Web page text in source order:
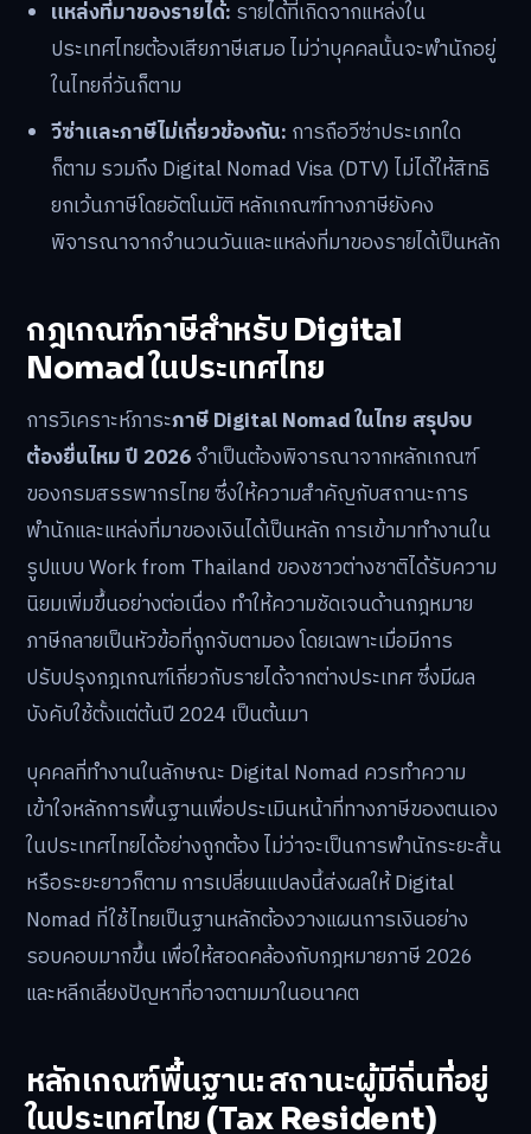
แหล่งที่มาของรายได้: รายได้ที่เกิดจากแหล่งใน
ประเทศไทยต้องเสียภาษีเสมอ ไม่ว่าบุคคลนั้นจะพำนักอยู่
ในไทยกี่วันก็ตาม
วีซ่าและภาษีไม่เกี่ยวข้องกัน: การถือวีซ่าประเภทใด
ก็ตาม รวมถึง Digital Nomad Visa (DTV) ไม่ได้ให้สิทธิ
ยกเว้นภาษีโดยอัตโนมัติ หลักเกณฑ์ทางภาษียังคง
พิจารณาจากจำนวนวันและแหล่งที่มาของรายได้เป็นหลัก
กฎเกณฑ์ภาษีสำหรับ Digital
Nomad ในประเทศไทย
การวิเคราะห์ภาระภาษี Digital Nomad ในไทย สรุปจบ
ต้องยื่นไหม ปี 2026จำเป็นต้องพิจารณาจากหลักเกณฑ์
ของกรมสรรพากรไทย ซึ่งให้ความสำคัญกับสถานะการ
พำนักและแหล่งที่มาของเงินได้เป็นหลัก การเข้ามาทำงานใน
รูปแบบ Work from Thailand ของชาวต่างชาติได้รับความ
นิยมเพิ่มขึ้นอย่างต่อเนื่อง ทำให้ความชัดเจนด้านกฎหมาย
ภาษีกลายเป็นหัวข้อที่ถูกจับตามอง โดยเฉพาะเมื่อมีการ
ปรับปรุงกฎเกณฑ์เกี่ยวกับรายได้จากต่างประเทศ ซึ่งมีผล
บังคับใช้ตั้งแต่ต้นปี 2024 เป็นต้นมา
บุคคลที่ทำงานในลักษณะ Digital Nomad ควรทำความ
เข้าใจหลักการพื้นฐานเพื่อประเมินหน้าที่ทางภาษีของตนเอง
ในประเทศไทยได้อย่างถูกต้อง ไม่ว่าจะเป็นการพำนักระยะสั้น
หรือระยะยาวก็ตาม การเปลี่ยนแปลงนี้ส่งผลให้ Digital
Nomad ที่ใช้ไทยเป็นฐานหลักต้องวางแผนการเงินอย่าง
รอบคอบมากขึ้น เพื่อให้สอดคล้องกับกฎหมายภาษี 2026
และหลีกเลี่ยงปัญหาที่อาจตามมาในอนาคต
หลักเกณฑ์พื้นฐาน: สถานะผู้มีถิ่นที่อยู่
ในประเทศไทย (Tax Resident)